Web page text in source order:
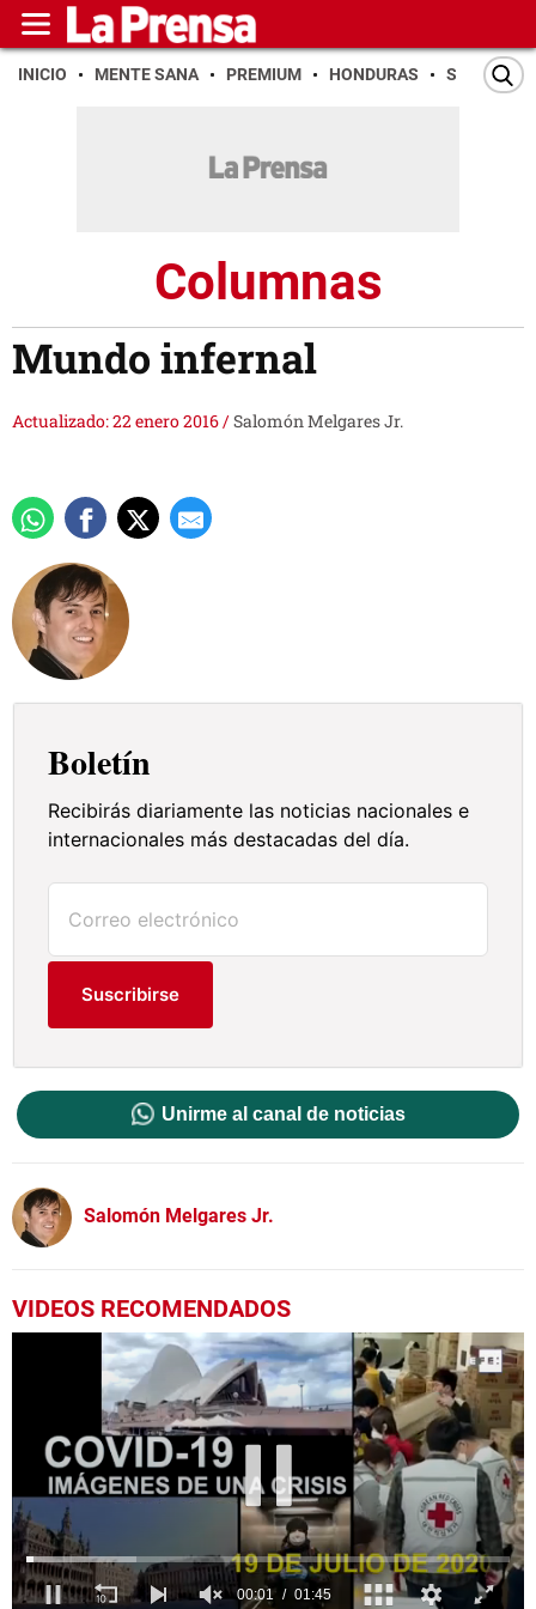
INICIO MENTE SANA PREMIUM HONDURAS SAN PEDRO
Columnas
Mundo infernal
Actualizado: 22 enero 2016/Salomón Melgares Jr.
Boletín
Recibirás diariamente las noticias nacionales e
internacionales más destacadas del día.
Suscribirse
Unirme al canal de noticias
Salomón Melgares Jr.
VIDEOS RECOMENDADOS